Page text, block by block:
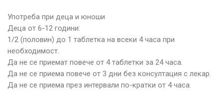
Употреба при деца и юноши
Деца от 6-12 години:
1/2 (половин) до 1 таблетка на всеки 4 часа при
необходимост.
Да не се приемат повече от 4 таблетки за 24 часа.
Да не се приема повече от 3 дни без консултация с лекар.
Да не се приема през интервали по-кратки от 4 часа.